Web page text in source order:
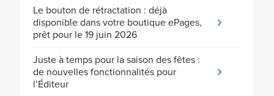
Le bouton de rétractation : déjà
disponible dans votre boutique ePages,
prêt pour le 19 juin 2026
Juste à temps pour la saison des fêtes :
de nouvelles fonctionnalités pour
l’Éditeur